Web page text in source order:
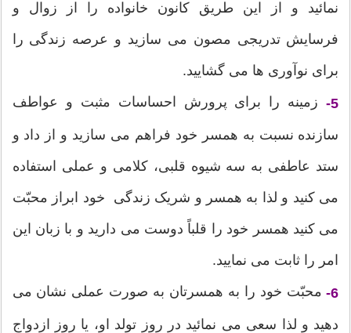
نمائید و از این طریق کانون خانواده را از زوال و
فرسایش تدریجی مصون می سازید و عرصه زندگی را
برای نوآوری ها می گشایید.
5- زمینه را برای پرورش احساسات مثبت و عواطف
سازنده نسبت به همسر خود فراهم می سازید و از داد و
ستد عاطفی به سه شیوه قلبی، کلامی و عملی استفاده
می کنید و لذا به همسر و شریک زندگی خود ابراز محبّت
می کنید همسر خود را قلباً دوست می دارید و با زبان این
امر را ثابت می نمایید.
6- محبّت خود را به همسرتان به صورت عملی نشان می
دهید و لذا سعی می نمائید در روز تولد او، یا روز ازدواج